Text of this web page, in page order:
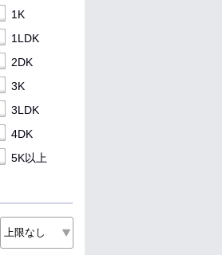
1K
1LDK
2DK
3K
3LDK
4DK
5K以上